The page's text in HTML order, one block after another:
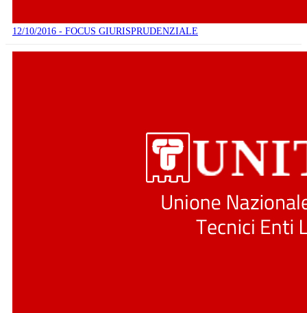
12/10/2016 - FOCUS GIURISPRUDENZIALE